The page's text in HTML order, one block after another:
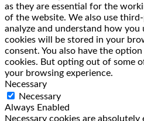
as they are essential for the
of the website. We also use
analyze and understand how you
cookies will be stored in your
consent. You also have the
cookies. But opting out of some
your browsing experience.
Necessary
Necessary
Always Enabled
Necessary cookies are